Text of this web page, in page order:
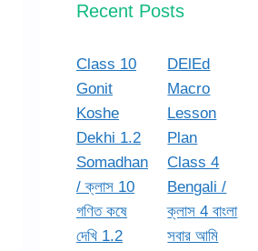
Recent Posts
Class 10
Gonit
Koshe
Dekhi 1.2
Somadhan
/ ক্লাস 10
গণিত কষে
দেখি 1.2
DElEd
Macro
Lesson
Plan
Class 4
Bengali /
ক্লাস 4 বাংলা
সবার আমি